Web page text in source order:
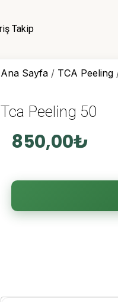
Takip
Ana Sayfa/ TCA Peeling/
Tca Peeling 50
850,00₺